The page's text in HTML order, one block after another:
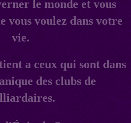
le monde et vous
vous voulez dans votre
vie.
a ceux qui sont dans
des clubs de